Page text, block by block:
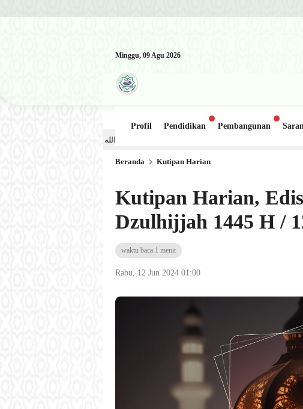
Minggu, 09 Agu 2026
Profil Pendidikan Pembangunan
Kajian Kitab: Ustadz Al Munawwir, Lc حفظه الله – Jumat, 31 Juli 2026 (Ba’da Maghrib) Masjid Al-Hakim Nanggalo Lapai
Beranda Kutipan Harian
Kutipan Harian,
Dzulhijjah 1445 H /
waktu baca 1 menit
Rabu, 12 Jun 2024 01:00